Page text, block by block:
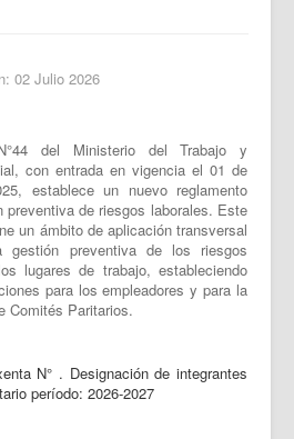
02 Julio 2026
del Ministerio del Trabajo y
con entrada en vigencia el 01 de
establece un nuevo reglamento
preventiva de riesgos laborales. Este
un ámbito de aplicación transversal
gestión preventiva de los riesgos
lugares de trabajo, estableciendo
para los empleadores y para la
Comités Paritarios.
N° . Designación de integrantes
período: 2026-2027